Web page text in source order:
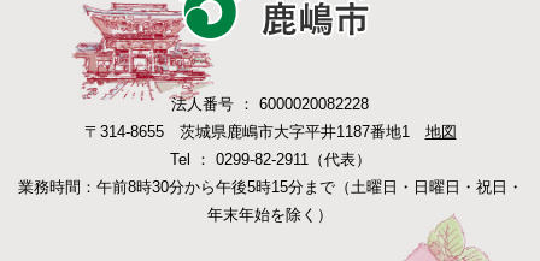
法人番号 ： 6000020082228
〒314-8655 茨城県鹿嶋市大字平井1187番地1 地図
Tel ： 0299-82-2911（代表）
業務時間：午前8時30分から午後5時15分まで（土曜日・日曜日・祝日・
年末年始を除く）